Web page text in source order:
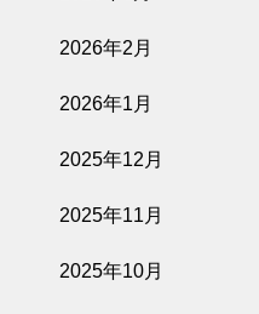
2026年2月
2026年1月
2025年12月
2025年11月
2025年10月